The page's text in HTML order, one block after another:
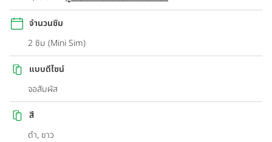
จำนวนซิม
2 ซิม (Mini Sim)
แบบดีไซน์
จอสัมผัส
สี
ดำ, ขาว